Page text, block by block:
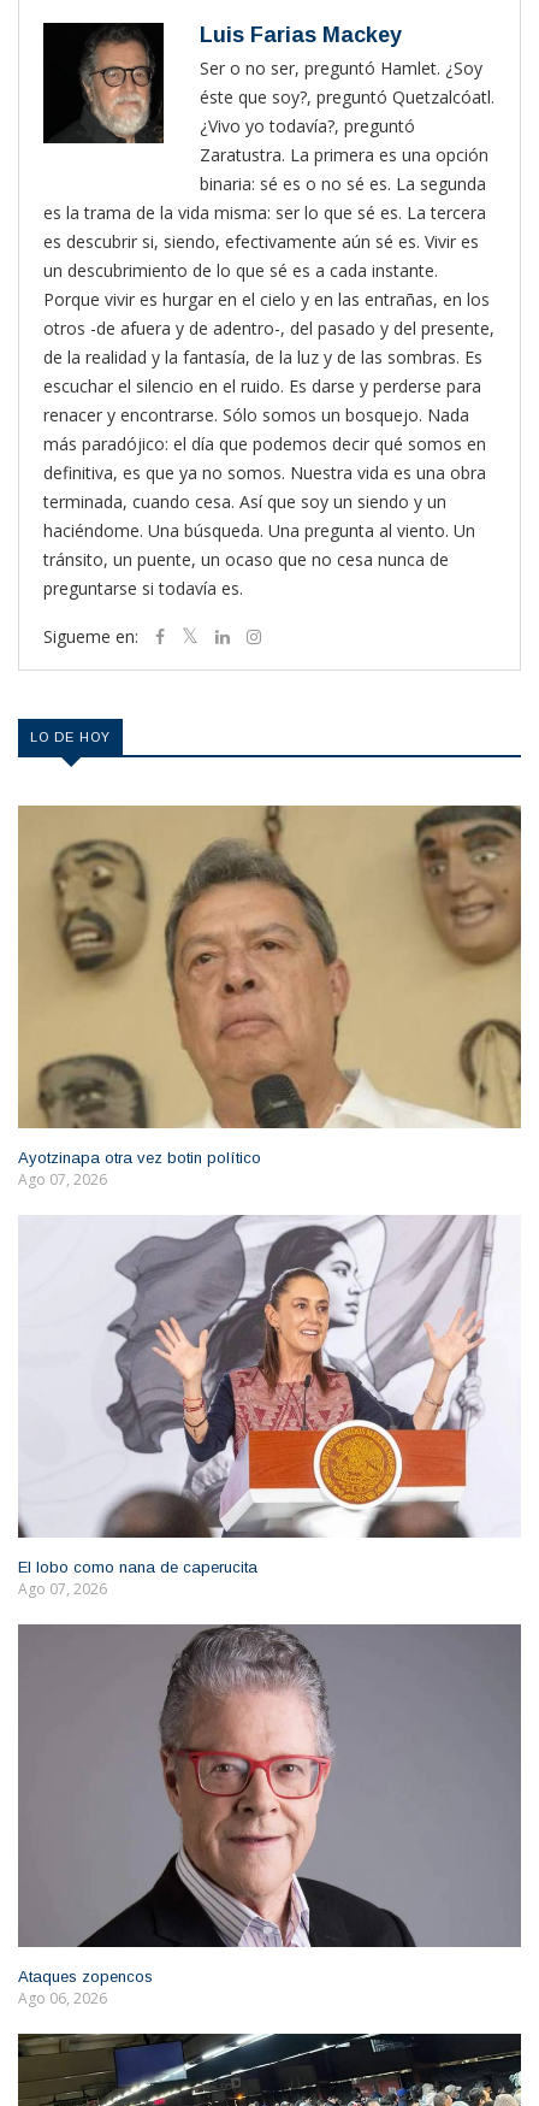
Luis Farias Mackey
Ser o no ser, preguntó Hamlet. ¿Soy
éste que soy?, preguntó Quetzalcóatl.
¿Vivo yo todavía?, preguntó
Zaratustra. La primera es una opción
binaria: sé es o no sé es. La segunda
es la trama de la vida misma: ser lo que sé es. La tercera
es descubrir si, siendo, efectivamente aún sé es. Vivir es
un descubrimiento de lo que sé es a cada instante.
Porque vivir es hurgar en el cielo y en las entrañas, en los
otros -de afuera y de adentro-, del pasado y del presente,
de la realidad y la fantasía, de la luz y de las sombras. Es
escuchar el silencio en el ruido. Es darse y perderse para
renacer y encontrarse. Sólo somos un bosquejo. Nada
más paradójico: el día que podemos decir qué somos en
definitiva, es que ya no somos. Nuestra vida es una obra
terminada, cuando cesa. Así que soy un siendo y un
haciéndome. Una búsqueda. Una pregunta al viento. Un
tránsito, un puente, un ocaso que no cesa nunca de
preguntarse si todavía es.
Sigueme en:
LO DE HOY
Ayotzinapa otra vez botin político
Ago 07, 2026
El lobo como nana de caperucita
Ago 07, 2026
Ataques zopencos
Ago 06, 2026